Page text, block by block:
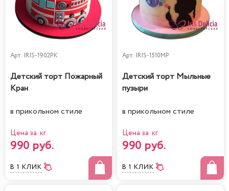
Арт. IRIS-1902PK
Детский торт Пожарный
Кран
в прикольном стиле
Цена за кг
990 руб.
В 1 КЛИК
Арт. IRIS-1510MP
Детский торт Мыльные
пузыри
в прикольном стиле
Цена за кг
990 руб.
В 1 КЛИК